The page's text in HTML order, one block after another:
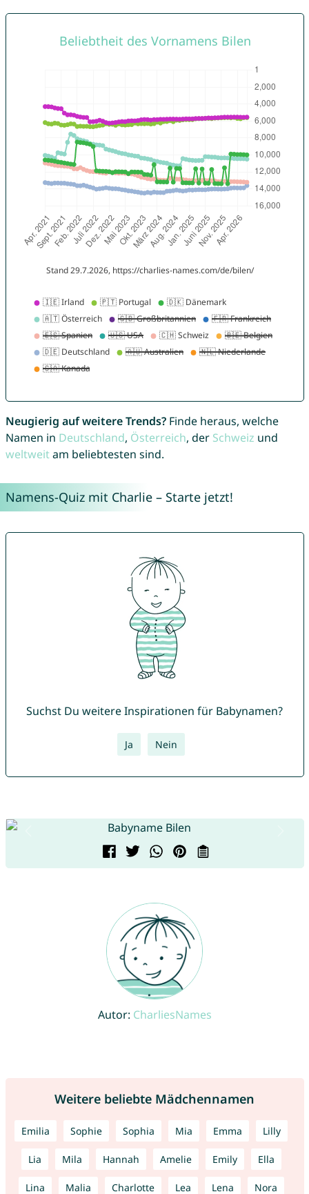
Neugierig auf weitere Trends?Finde heraus, welche
Namen in Deutschland, Österreich, der Schweiz und
weltweitam beliebtesten sind.
Namens-Quiz mit Charlie – Starte jetzt!
Suchst Du weitere Inspirationen für Babynamen?
Ja Nein
Autor: CharliesNames
Weitere beliebte Mädchennamen
Emilia Sophie Sophia Mia Emma Lilly
Lia Mila Hannah Amelie Emily Ella
Lina Malia Charlotte Lea Lena Nora